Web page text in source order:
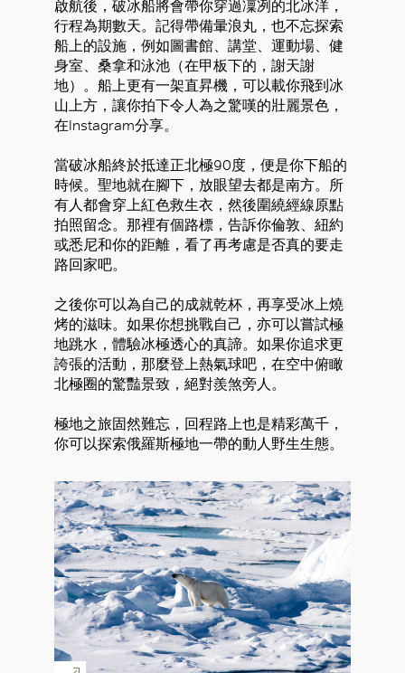
啟航後，破冰船將會帶你穿過凜冽的北冰洋，
行程為期數天。記得帶備暈浪丸，也不忘探索
船上的設施，例如圖書館、講堂、運動場、健
身室、桑拿和泳池（在甲板下的，謝天謝
地）。船上更有一架直昇機，可以載你飛到冰
山上方，讓你拍下令人為之驚嘆的壯麗景色，
在Instagram分享。
當破冰船終於抵達正北極90度，便是你下船的
時候。聖地就在腳下，放眼望去都是南方。所
有人都會穿上紅色救生衣，然後圍繞經線原點
拍照留念。那裡有個路標，告訴你倫敦、紐約
或悉尼和你的距離，看了再考慮是否真的要走
路回家吧。
之後你可以為自己的成就乾杯，再享受冰上燒
烤的滋味。如果你想挑戰自己，亦可以嘗試極
地跳水，體驗冰極透心的真諦。如果你追求更
誇張的活動，那麼登上熱氣球吧，在空中俯瞰
北極圈的驚豔景致，絕對羨煞旁人。
極地之旅固然難忘，回程路上也是精彩萬千，
你可以探索俄羅斯極地一帶的動人野生生態。
好